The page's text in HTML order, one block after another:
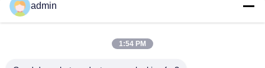
Gürtelförderer Eisenerz Elektromagnetische
Rollenscheidermaschine Ununterbrochene Arbeit
Feldspat-hohe Kapazitäts-Magnet-Trennzeichen-
admin
1:54 PM